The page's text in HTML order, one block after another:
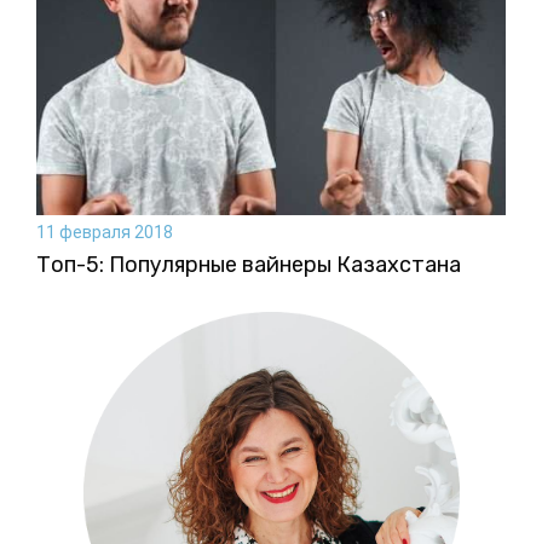
11 февраля 2018
Топ-5: Популярные вайнеры Казахстана